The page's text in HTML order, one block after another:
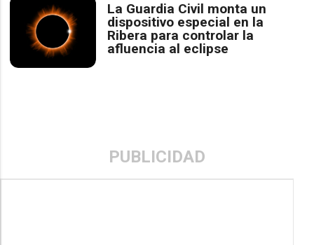
La Guardia Civil monta un
dispositivo especial en la
Ribera para controlar la
afluencia al eclipse
PUBLICIDAD